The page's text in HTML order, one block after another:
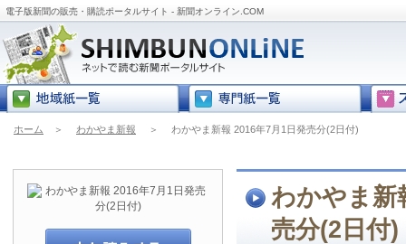
電子版新聞の販売・購読ポータルサイト - 新聞オンライン.COM
ホーム ＞ わかやま新報 ＞ わかやま新報 2016年7月1日発売分(2日付)
わかやま新
売分(2日付)